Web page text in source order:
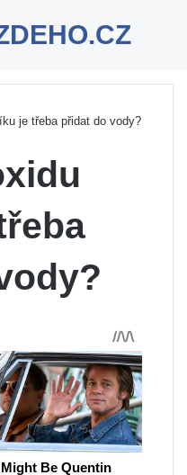
je třeba přidat do vody?